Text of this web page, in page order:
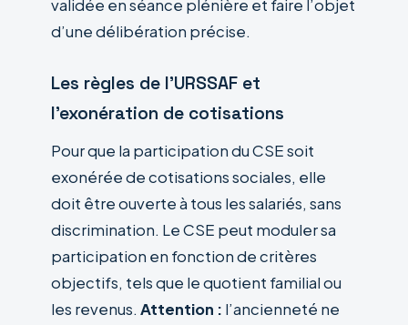
validée en séance plénière et faire l’objet
d’une délibération précise.
Les règles de l’URSSAF et
l’exonération de cotisations
Pour que la participation du CSE soit
exonérée de cotisations sociales, elle
doit être ouverte à tous les salariés, sans
discrimination. Le CSE peut moduler sa
participation en fonction de critères
objectifs, tels que le quotient familial ou
les revenus. Attention : l’ancienneté ne